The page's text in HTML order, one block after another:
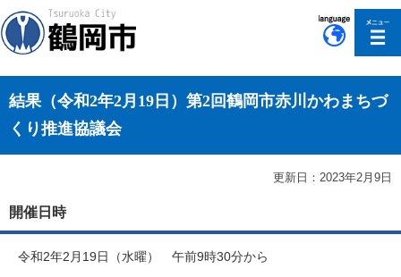
結果（令和2年2月19日）第2回鶴岡市赤川かわまちづ
くり推進協議会
更新日：2023年2月9日
開催日時
令和2年2月19日（水曜） 午前9時30分から